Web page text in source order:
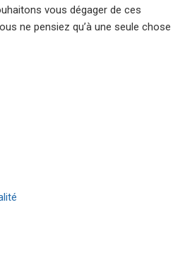
vous dégager de ces
ne pensiez qu’à une seule chose